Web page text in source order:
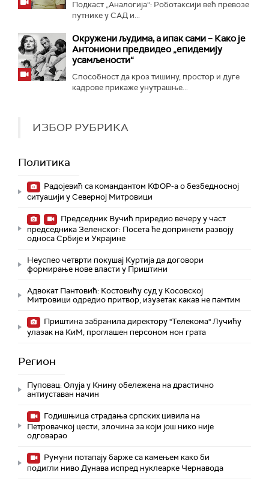
Подкаст „Аналогија“: Роботаксији већ превозе
путнике у САД и...
Окружени људима, а ипак сами – Како је
Антониони предвидео „епидемију
усамљености“
Способност да кроз тишину, простор и дуге
кадрове прикаже унутрашње...
ИЗБОР РУБРИКА
Политика
Радојевић са командантом КФОР-а о безбедносној
ситуацији у Северној Митровици
Председник Вучић приредио вечеру у част
председника Зеленског: Посета ће допринети развоју
односа Србије и Украјине
Неуспео четврти покушај Куртија да договори
формирање нове власти у Приштини
Адвокат Пантовић: Костовићу суд у Косовској
Митровици одредио притвор, изузетак какав не памтим
Приштина забранила директору "Телекома" Лучићу
улазак на КиМ, проглашен персоном нон грата
Регион
Пуповац: Олуја у Книну обележена на драстично
антиуставан начин
Годишњица страдања српских цивила на
Петровачкој цести, злочина за који још нико није
одговарао
Румуни потапају барже са камењем како би
подигли ниво Дунава испред нуклеарке Чернавода